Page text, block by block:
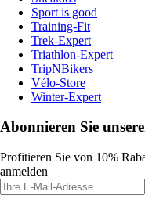
Sport is good
Training-Fit
Trek-Expert
Triathlon-Expert
TripNBikers
Vélo-Store
Winter-Expert
Abonnieren Sie
Profitieren Sie von 10%
anmelden